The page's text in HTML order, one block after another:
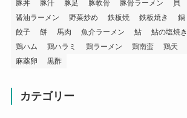
豚丼
豚汁 豚足 豚軟骨 豚骨ラーメン 貝
醤油ラーメン
野菜炒め 鉄板焼 鉄板焼き 鍋
餃子
餅 馬肉 魚介ラーメン 鮎 鮎の塩焼き
鶏ハム
鶏ハラミ 鶏ラーメン 鶏南蛮 鶏天
麻薬卵
黒酢
カテゴリー